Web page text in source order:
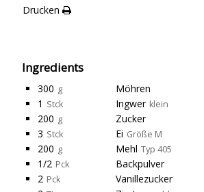
Drucken
Ingredients
300 g
Möhren
1 Stck Ingwer klein
200 g
Zucker
3 Stck Ei Größe M
200 g Mehl Typ 405
1/2 Pck
Backpulver
2 Pck
Vanillezucker